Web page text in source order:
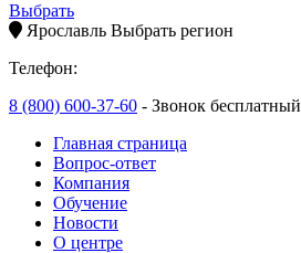
Выбрать
Ярославль Выбрать регион
Телефон:
8 (800) 600-37-60 - Звонок бесплатный
Главная страница
Вопрос-ответ
Компания
Обучение
Новости
О центре